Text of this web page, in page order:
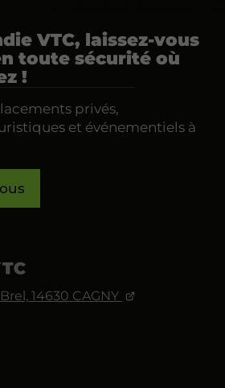
14630 CAGNY
VTC, laissez-vous
toute sécurité où
!
privés,
et événementiels à